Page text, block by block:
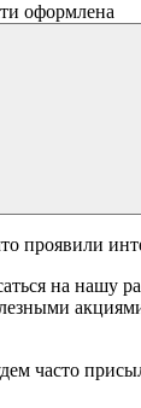
оформлена
проявили
на нашу
часто